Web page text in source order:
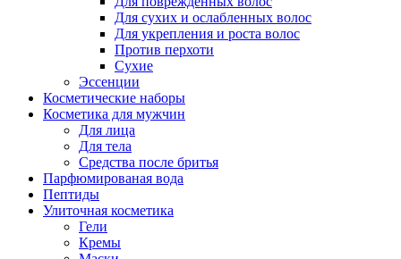
Для сухих и ослабленных волос
Для укрепления и роста волос
Против перхоти
Сухие
Эссенции
Косметические наборы
Косметика для мужчин
Для лица
Для тела
Средства после бритья
Парфюмированая вода
Пептиды
Улиточная косметика
Гели
Кремы